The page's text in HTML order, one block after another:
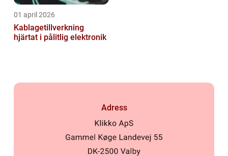
01 april 2026
Kablagetillverkning
hjärtat i pålitlig elektronik
Adress